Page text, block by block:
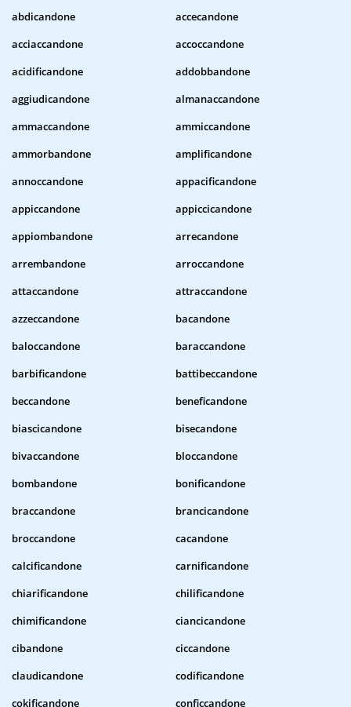
abdicandone
accecandone
acciaccandone
accoccandone
acidificandone
addobbandone
aggiudicandone
almanaccandone
ammaccandone
ammiccandone
ammorbandone
amplificandone
annoccandone
appacificandone
appiccandone
appiccicandone
appiombandone
arrecandone
arrembandone
arroccandone
attaccandone
attraccandone
azzeccandone
bacandone
baloccandone
baraccandone
barbificandone
battibeccandone
beccandone
beneficandone
biascicandone
bisecandone
bivaccandone
bloccandone
bombandone
bonificandone
braccandone
brancicandone
broccandone
cacandone
calcificandone
carnificandone
chiarificandone
chilificandone
chimificandone
ciancicandone
cibandone
ciccandone
claudicandone
codificandone
cokificandone
conficcandone